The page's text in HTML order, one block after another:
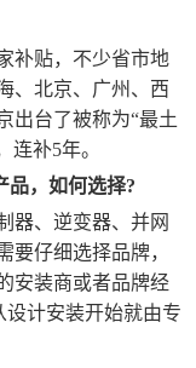
补贴，不少省市地
、北京、广州、西
出台了被称为“最土
连补5年。
品，如何选择?
器、逆变器、并网
要仔细选择品牌，
安装商或者品牌经
计安装开始就由专